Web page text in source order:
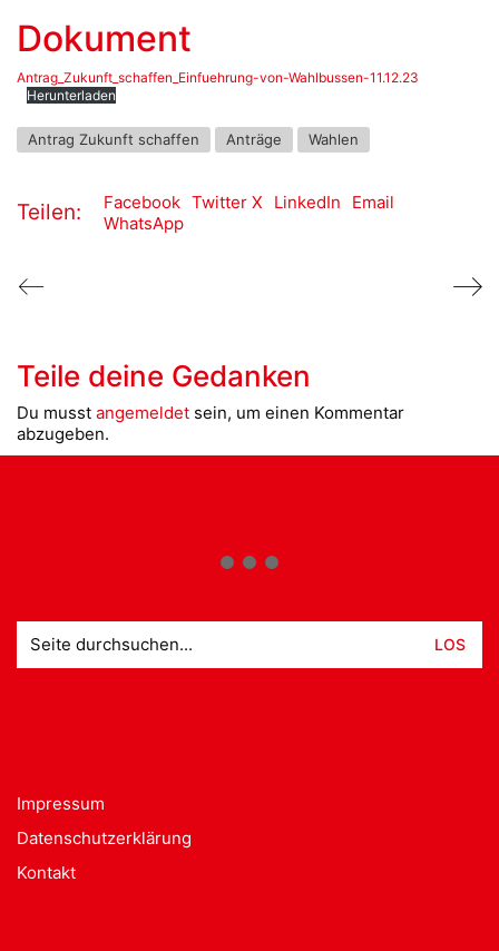
Dokument
Antrag_Zukunft_schaffen_Einfuehrung-von-Wahlbussen-11.12.23
Herunterladen
Antrag Zukunft schaffen Anträge Wahlen
Teilen: Facebook Twitter X LinkedIn
Email
WhatsApp
Teile deine Gedanken
Du musst angemeldet sein, um einen Kommentar
abzugeben.
nach:
Impressum
Datenschutzerklärung
Kontakt